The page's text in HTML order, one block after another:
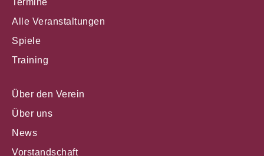
Termine
Alle Veranstaltungen
Spiele
Training
Über den Verein
Über uns
News
Vorstandschaft